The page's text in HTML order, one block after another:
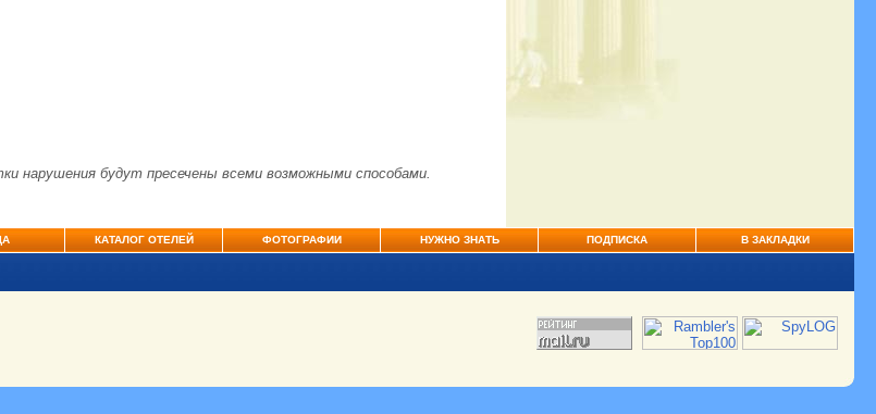
нарушения будут пресечены всеми возможными способами.
КАТАЛОГ ОТЕЛЕЙ ФОТОГРАФИИ НУЖНО ЗНАТЬ ПОДПИСКА В ЗАКЛАДКИ